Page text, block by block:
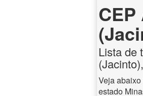
Lista de
Veja
estado